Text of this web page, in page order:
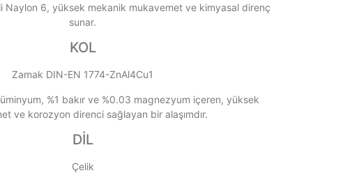
Naylon 6, yüksek mekanik mukavemet ve kimyasal direnç
sunar.
KOL
Zamak DIN-EN 1774-ZnAl4Cu1
%1 bakır ve %0.03 magnezyum içeren, yüksek
ve korozyon direnci sağlayan bir alaşımdır.
DİL
Çelik